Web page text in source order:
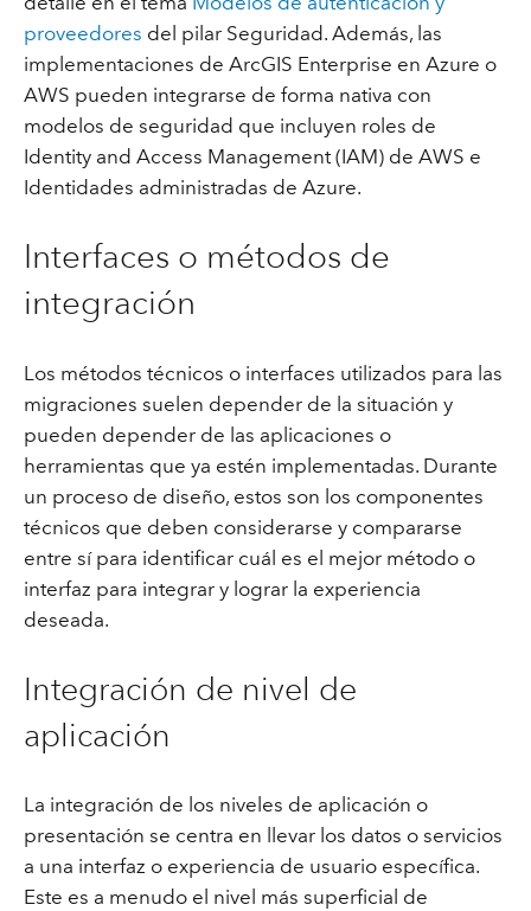
proveedores del pilar Seguridad. Además, las
implementaciones de ArcGIS Enterprise en Azure o
AWS pueden integrarse de forma nativa con
modelos de seguridad que incluyen roles de
Identity and Access Management (IAM) de AWS e
Identidades administradas de Azure.
Interfaces o métodos de
integración
Los métodos técnicos o interfaces utilizados para las
migraciones suelen depender de la situación y
pueden depender de las aplicaciones o
herramientas que ya estén implementadas. Durante
un proceso de diseño, estos son los componentes
técnicos que deben considerarse y compararse
entre sí para identificar cuál es el mejor método o
interfaz para integrar y lograr la experiencia
deseada.
Integración de nivel de
aplicación
La integración de los niveles de aplicación o
presentación se centra en llevar los datos o servicios
a una interfaz o experiencia de usuario específica.
Este es a menudo el nivel más superficial de